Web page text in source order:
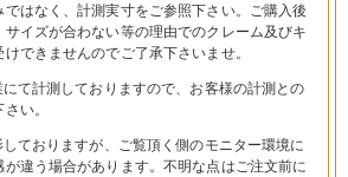
はなく、計測実寸をご参照下さい。ご購入後
イズが合わない等の理由でのクレーム及びキ
できませんのでご了承下さいませ。
て計測しておりますので、お客様の計測との
い。
ておりますが、ご覧頂く側のモニター環境に
が違う場合があります。不明な点はご注文前に